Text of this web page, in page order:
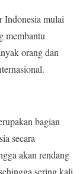
Indonesia mulai
membantu
orang dan
bagian
secara
akan rendang
sering kali